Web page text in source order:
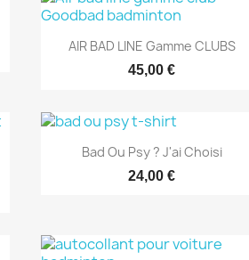
Aperçu rapide
AIR BAD LINE Gamme CLUBS
45,00 €
Aperçu rapide
Bad Ou Psy ? J'ai Choisi
24,00 €